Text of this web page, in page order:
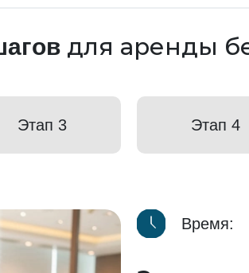
для аренды
Этап 3 Этап 4
Время: